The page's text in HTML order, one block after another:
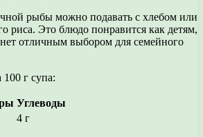
рыбы можно подавать с хлебом или
риса. Это блюдо понравится как детям,
отличным выбором для семейного
г супа:
Углеводы
4 г